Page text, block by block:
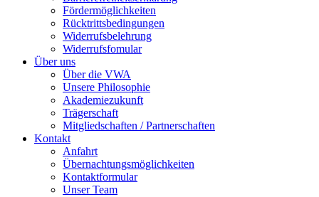
Fördermöglichkeiten
Rücktrittsbedingungen
Widerrufsbelehrung
Widerrufsfomular
Über uns
Über die VWA
Unsere Philosophie
Akademiezukunft
Trägerschaft
Mitgliedschaften / Partnerschaften
Kontakt
Anfahrt
Übernachtungsmöglichkeiten
Kontaktformular
Unser Team